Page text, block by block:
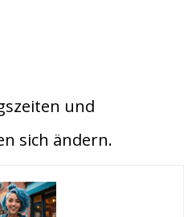
und
sich ändern.